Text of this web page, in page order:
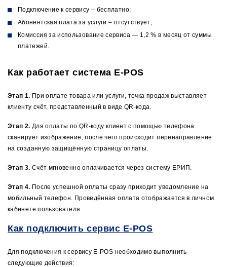
Подключение к сервису – бесплатно;
Абонентская плата за услуги – отсутствует;
Комиссия за использование сервиса — 1,2 % в месяц от суммы
платежей.
Как работает система E-POS
Этап 1. При оплате товара или услуги, точка продаж выставляет
клиенту счёт, представленный в виде QR-кода.
Этап 2. Для оплаты по QR-коду клиент с помощью телефона
сканирует изображение, после чего происходит перенаправление
на созданную защищённую страницу оплаты.
Этап 3. Счёт мгновенно оплачивается через систему ЕРИП.
Этап 4. После успешной оплаты сразу приходит уведомление на
мобильный телефон. Проведённая оплата отображается в личном
кабинете пользователя.
Как подключить сервис E-POS
Для подключения к сервису E-POS необходимо выполнить
следующие действия: